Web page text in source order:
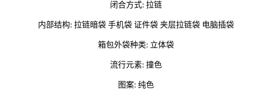
闭合方式: 拉链
内部结构: 拉链暗袋 手机袋 证件袋 夹层拉链袋 电脑插袋
箱包外袋种类: 立体袋
流行元素: 撞色
图案: 纯色